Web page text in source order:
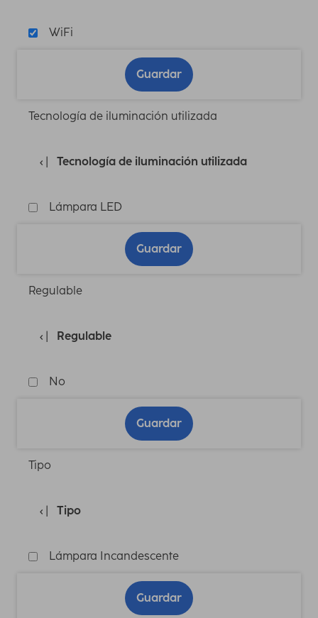
WiFi
Guardar
Tecnología de iluminación utilizada
Tecnología de iluminación utilizada
Lámpara LED
Guardar
Regulable
Regulable
No
Guardar
Tipo
Tipo
Lámpara Incandescente
Guardar